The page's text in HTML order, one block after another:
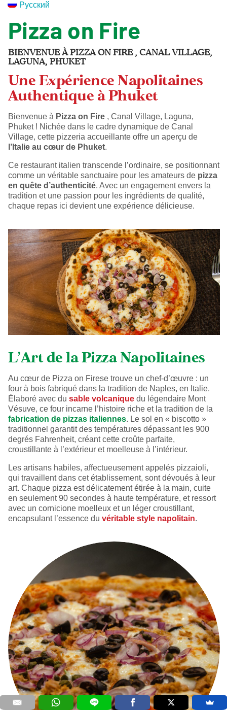
Русский
Pizza on Fire
BIENVENUE À PIZZA ON FIRE , CANAL VILLAGE,
LAGUNA, PHUKET
Une Expérience Napolitaines
Authentique à Phuket
Bienvenue à Pizza on Fire , Canal Village, Laguna,
Phuket ! Nichée dans le cadre dynamique de Canal
Village, cette pizzeria accueillante offre un aperçu de
l’Italie au cœur de Phuket.
Ce restaurant italien transcende l’ordinaire, se positionnant
comme un véritable sanctuaire pour les amateurs de pizza
en quête d’authenticité. Avec un engagement envers la
tradition et une passion pour les ingrédients de qualité,
chaque repas ici devient une expérience délicieuse.
L'Art de la Pizza Napolitaines
Au cœur de Pizza on Firese trouve un chef-d’œuvre : un
four à bois fabriqué dans la tradition de Naples, en Italie.
Élaboré avec du sable volcaniquedu légendaire Mont
Vésuve, ce four incarne l’histoire riche et la tradition de la
fabrication de pizzas italiennes. Le sol en « biscotto »
traditionnel garantit des températures dépassant les 900
degrés Fahrenheit, créant cette croûte parfaite,
croustillante à l’extérieur et moelleuse à l’intérieur.
Les artisans habiles, affectueusement appelés pizzaioli,
qui travaillent dans cet établissement, sont dévoués à leur
art. Chaque pizza est délicatement étirée à la main, cuite
en seulement 90 secondes à haute température, et ressort
avec un cornicione moelleux et un léger croustillant,
encapsulant l’essence du véritable style napolitain.